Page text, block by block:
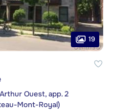
19
Ouest, app. 2
Mont-Royal)